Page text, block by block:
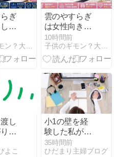
ぎ
や
分
・
を
雲のやすらぎ
は女性向き？
寝心地や体圧
分散・快適性
を徹底解説
10時間前
し
が
売
た…
よこ
小1の壁を経
験した私が
「おうちで働
く」を選んだ
35時間前
ひだまり主婦ブログ